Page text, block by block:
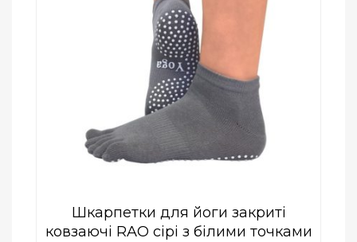
Шкарпетки для йоги закриті
ковзаючі RAO сірі з білими точками
ПРИДБАТИ
Add to Wishlist